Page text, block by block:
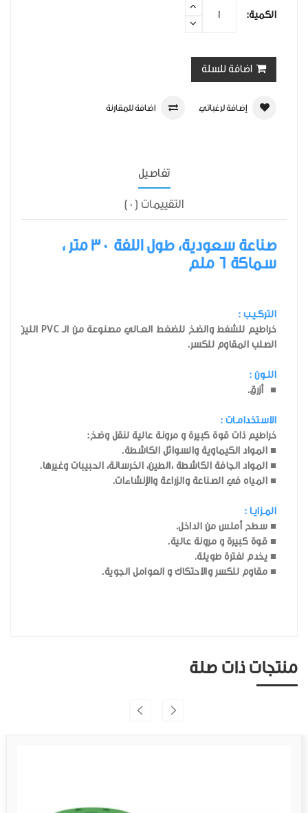
الكمية:
اضافة للسلة
إضافة لرغباتي اضافة للمقارنة
تفاصيل
التقييمات (0)
صناعة سعودية، طول اللفة 30 متر ،
سماكة 6 ملم
التركـيـب :
الصلب المقاوم للكسر.
اللـون :
■ أزرق.
الاستخدامـات :
خراطيم ذات قوة كبيرة و مرونة عالية لنقل وضخ:
■ المواد الكيماوية والسوائل الكاشطة.
■ المواد الجافة الكاشطة ،الطين، الخرسانة، الحبيبات وغيرها.
■ المياه في الصناعة والزراعة والإنشاءات.
المـزايـا :
■ سطح أملس من الداخل.
■ قوة كبيرة و مرونة عالية.
■ يخدم لفترة طويلة.
■ مقاوم للكسر والاحتكاك و العوامل الجوية.
منتجات ذات صلة